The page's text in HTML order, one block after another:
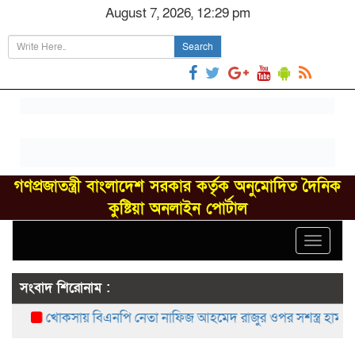
August 7, 2026, 12:29 pm
Search
গণপ্রজাতন্ত্রী বাংলাদেশ সরকার কর্তৃক অনুমোদিত দৈনিক
কুষ্টিয়া অনলাইন পোর্টাল
Toggle
সংবাদ শিরোনাম :
খোকসায় বিএনপি নেতা নাফিজ আহমেদ রাজুর ওপর সশস্ত্র হামলা,